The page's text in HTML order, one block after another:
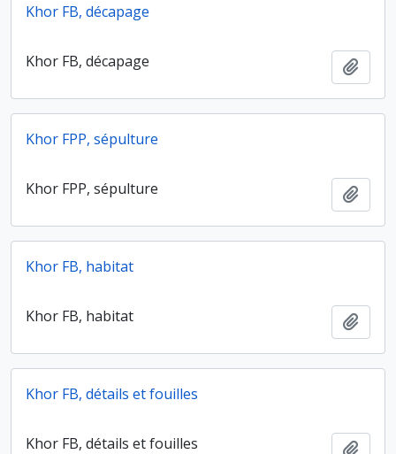
Khor FB, décapage
Khor FB, décapage
Khor FPP, sépulture
Khor FPP, sépulture
Khor FB, habitat
Khor FB, habitat
Khor FB, détails et fouilles
Khor FB, détails et fouilles